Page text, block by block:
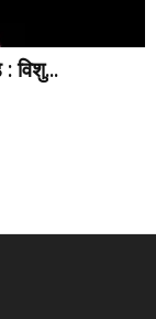
विशु...